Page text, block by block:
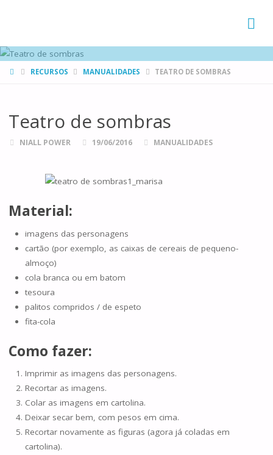
HOMERECURSOS MANUALIDADES TEATRO DE SOMBRAS
Teatro de sombras
NIALL POWER 19/06/2016 MANUALIDADES
Material:
imagens das personagens
cartão (por exemplo, as caixas de cereais de pequeno-
almoço)
cola branca ou em batom
tesoura
palitos compridos / de espeto
fita-cola
Como fazer:
Imprimir as imagens das personagens.
Recortar as imagens.
Colar as imagens em cartolina.
Deixar secar bem, com pesos em cima.
Recortar novamente as figuras (agora já coladas em
cartolina).